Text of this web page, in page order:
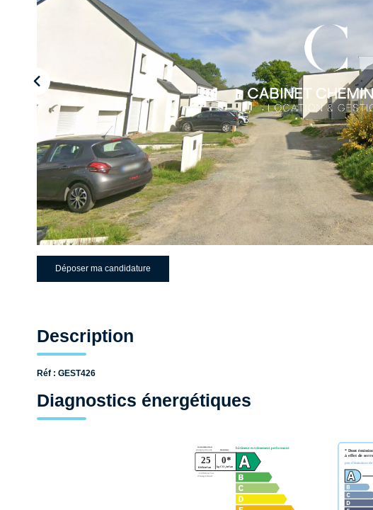
Déposer ma candidature
Description
Réf : GEST426
Diagnostics énergétiques